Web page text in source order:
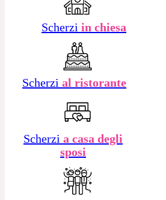
Scherzi in chiesa
Scherzi al ristorante
Scherzi a casa degli
sposi